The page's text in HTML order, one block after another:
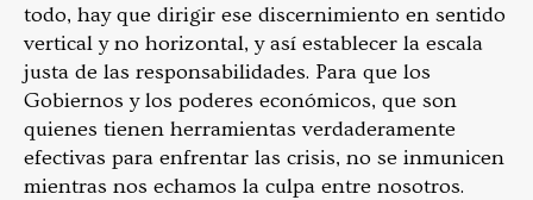
todo, hay que dirigir ese discernimiento en sentido
vertical y no horizontal, y así establecer la escala
justa de las responsabilidades. Para que los
Gobiernos y los poderes económicos, que son
quienes tienen herramientas verdaderamente
efectivas para enfrentar las crisis, no se inmunicen
mientras nos echamos la culpa entre nosotros.